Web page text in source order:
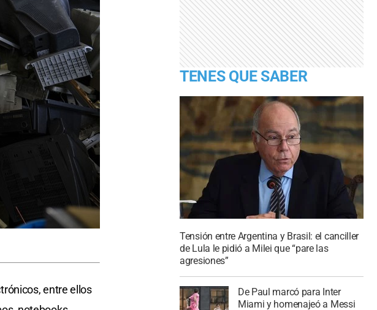
entre ellos
TENES QUE SABER
Tensión entre Argentina y Brasil: el canciller
de Lula le pidió a Milei que “pare las
agresiones”
De Paul marcó para Inter
Miami y homenajeó a Messi